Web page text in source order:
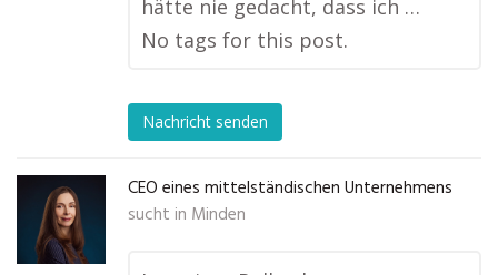
hätte nie gedacht, dass ich …
No tags for this post.
Nachricht senden
CEO eines mittelständischen Unternehmens
sucht in Minden